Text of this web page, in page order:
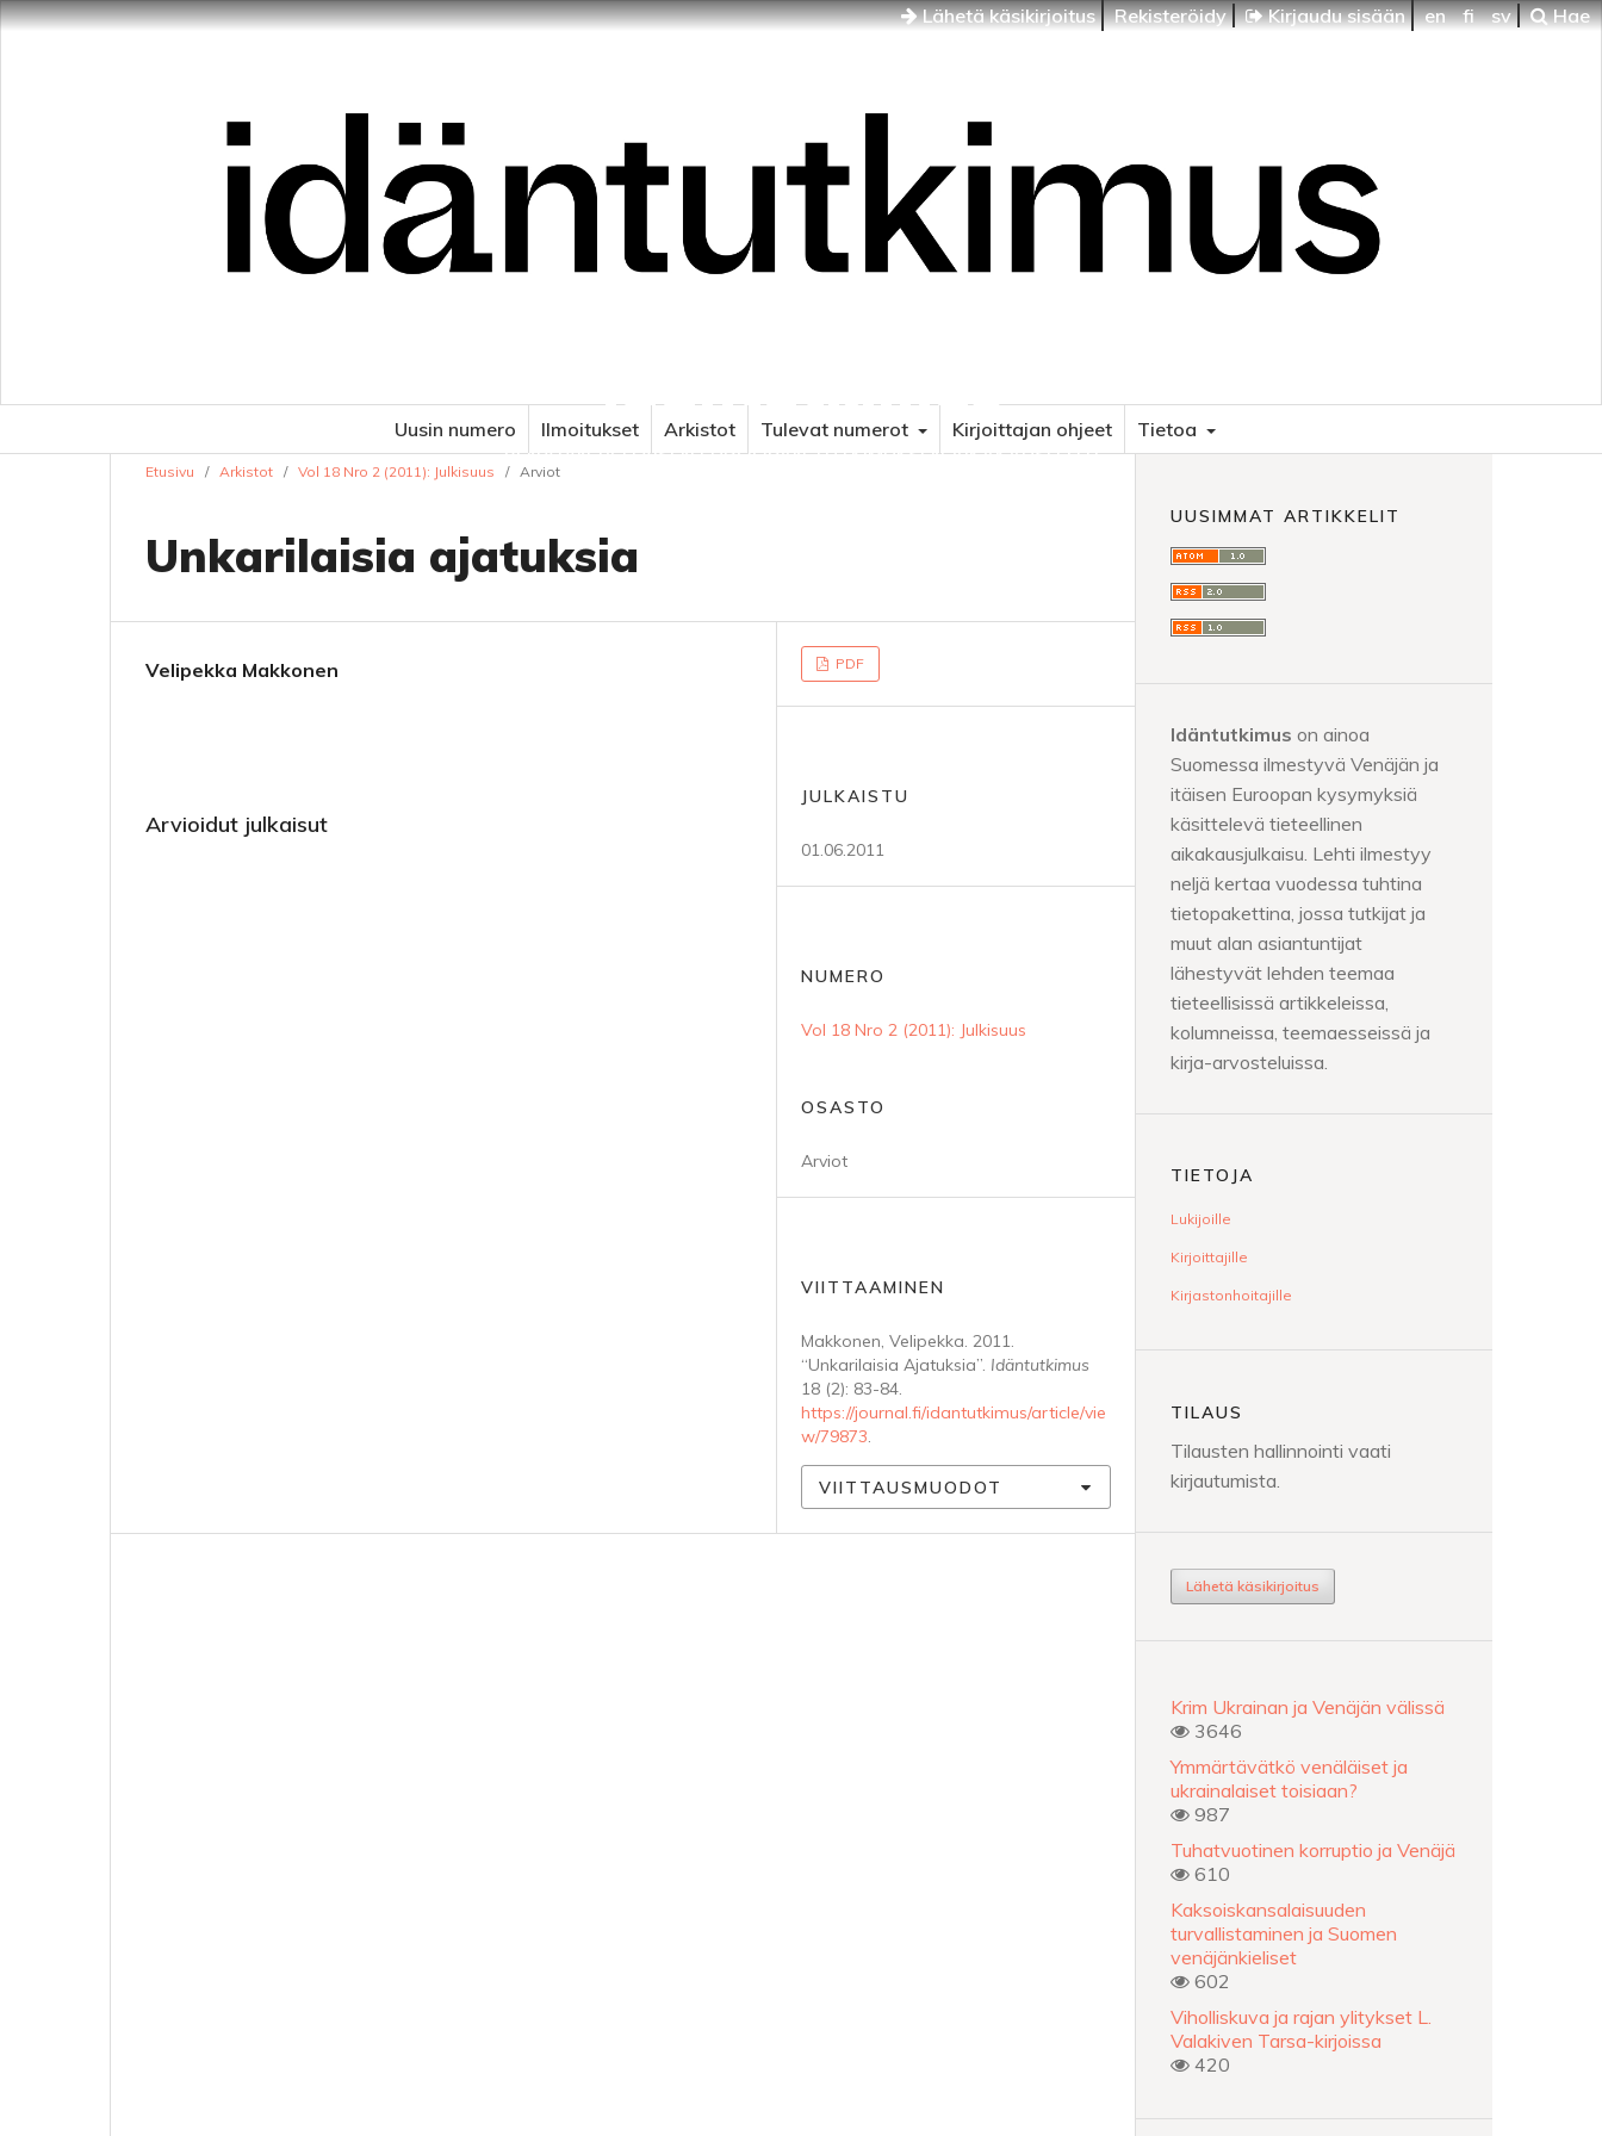
Lähetä käsikirjoitus Rekisteröidy Kirjaudu sisään en fi sv Hae
Idäntutkimus
VENÄJÄN JA ITÄISEN EUROOPAN TUTKIMUKSEN AIKAKAUSLEHTI
Uusin numero Ilmoitukset Arkistot Tulevat numerot Kirjoittajan ohjeet Tietoa
Etusivu / Arkistot / Vol 18 Nro 2 (2011): Julkisuus / Arviot
Unkarilaisia ajatuksia
Velipekka Makkonen
Arvioidut julkaisut
PDF
JULKAISTU
01.06.2011
NUMERO
Vol 18 Nro 2 (2011): Julkisuus
OSASTO
Arviot
VIITTAAMINEN
Makkonen, Velipekka. 2011.
“Unkarilaisia Ajatuksia”. Idäntutkimus
18 (2): 83-84.
https://journal.fi/idantutkimus/article/vie
w/79873.
VIITTAUSMUODOT
UUSIMMAT ARTIKKELIT
Idäntutkimus on ainoa
Suomessa ilmestyvä Venäjän ja
itäisen Euroopan kysymyksiä
käsittelevä tieteellinen
aikakausjulkaisu. Lehti ilmestyy
neljä kertaa vuodessa tuhtina
tietopakettina, jossa tutkijat ja
muut alan asiantuntijat
lähestyvät lehden teemaa
tieteellisissä artikkeleissa,
kolumneissa, teemaesseissä ja
kirja-arvosteluissa.
TIETOJA
Lukijoille
Kirjoittajille
Kirjastonhoitajille
TILAUS
Tilausten hallinnointi vaati
kirjautumista.
Lähetä käsikirjoitus
Krim Ukrainan ja Venäjän välissä
3646
Ymmärtävätkö venäläiset ja
ukrainalaiset toisiaan?
987
Tuhatvuotinen korruptio ja Venäjä
610
Kaksoiskansalaisuuden
turvallistaminen ja Suomen
venäjänkieliset
602
Viholliskuva ja rajan ylitykset L.
Valakiven Tarsa-kirjoissa
420